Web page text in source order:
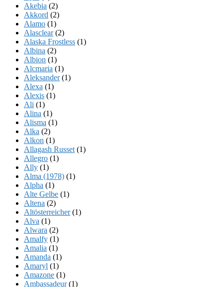
Akebia (2)
Akkord (2)
Alamo (1)
Alasclear(2)
Alaska Frostless (1)
Albina (2)
Albion (1)
Alcmaria (1)
Aleksander(1)
Alexa (1)
Alexis (1)
Ali (1)
Alina (1)
Alisma (1)
Alka (2)
Alkon (1)
Allagash Russet (1)
Allegro (1)
Ally (1)
Alma (1978) (1)
Alpha (1)
Alte Gelbe (1)
Altena (2)
Altösterreicher(1)
Alva (1)
Alwara (2)
Amalfy (1)
Amalia (1)
Amanda (1)
Amaryl (1)
Amazone (1)
Ambassadeur(1)